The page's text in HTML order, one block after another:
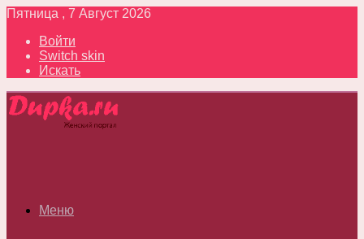
Пятница , 7 Август 2026
Войти
Switch skin
Искать
Меню